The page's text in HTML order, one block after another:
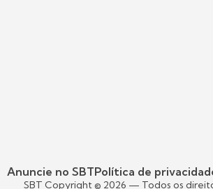
Anuncie no SBTPolítica de
SBT Copyright © 2026 — Todos os